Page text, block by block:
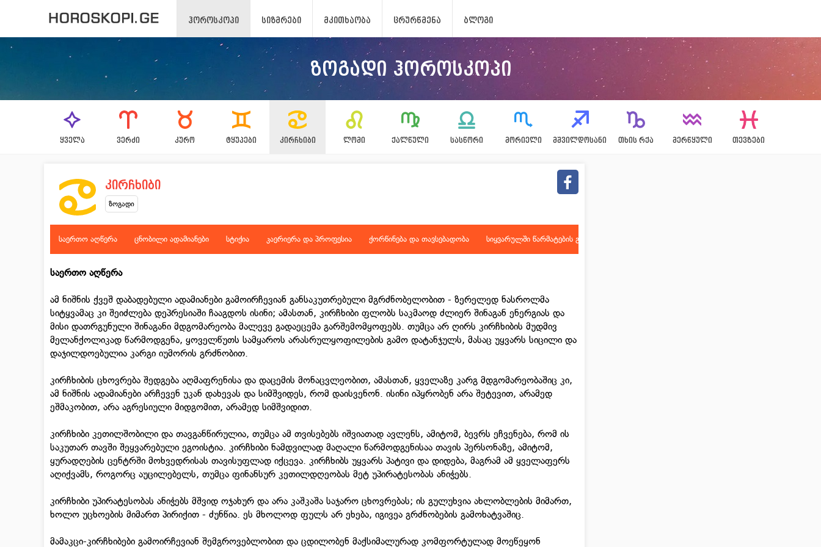
ᲰᲝᲠᲝᲡᲙᲝᲞᲘ ᲡᲘᲖᲛᲠᲔᲑᲘ ᲛᲙᲘᲗᲮᲐᲝᲑᲐ ᲪᲠᲣᲠᲬᲛᲔᲜᲐ ᲑᲚᲝᲒᲘ
ზოგადი ჰოროსკოპი
ᲧᲕᲔᲚᲐ ᲕᲔᲠᲫᲘ ᲙᲣᲠᲝ ᲢᲧᲣᲞᲔᲑᲘ ᲙᲘᲠᲩᲮᲘᲑᲘ ᲚᲝᲛᲘ ᲥᲐᲚᲬᲣᲚᲘ ᲡᲐᲡᲬᲝᲠᲘ ᲛᲝᲠᲘᲔᲚᲘ ᲛᲨᲕᲘᲚᲓᲝᲡᲐᲜᲘ ᲗᲮᲘᲡ ᲠᲥᲐ ᲛᲔᲠᲬᲧᲣᲚᲘ ᲗᲔᲕᲖᲔᲑᲘ
კირჩხიბი
ზოგადი
საერთო აღწერა ცნობილი ადამიანები სტიქია კაერიერა და პროფესია ქორწინება და თავსებადობა სიყვარულში წარმატების გასაღები
საერთო აღწერა
ამ ნიშნის ქვეშ დაბადებული ადამიანები გამოირჩევიან განსაკუთრებული მგრძნობელობით - ზერელედ ნასროლმა
სიტყვამაც კი შეიძლება დეპრესიაში ჩააგდოს ისინი; ამასთან, კირჩხიბი ფლობს საკმაოდ ძლიერ შინაგან ენერგიას და
მისი დათრგუნული შინაგანი მდგომარეობა მალევე გადაეცემა გარშემომყოფებს. თუმცა არ ღირს კირჩხიბის მუდმივ
მელანქოლიკად წარმოდგენა, ყოველწუთს სამყაროს არასრულყოფილების გამო დატანჯულს, მასაც უყვარს სიცილი და
დაჯილდოებულია კარგი იუმორის გრძნობით.
კირჩხიბის ცხოვრება შედგება აღმაფრენისა და დაცემის მონაცვლეობით, ამასთან, ყველაზე კარგ მდგომარეობაშიც კი,
ამ ნიშნის ადამიანები არჩევენ უკან დახევას და სიმშვიდეს, რომ დაისვენონ. ისინი იპყრობენ არა შეტევით, არამედ
ეშმაკობით, არა აგრესიული მიდგომით, არამედ სიმშვიდით.
კირჩხიბი კეთილშობილი და თავგანწირულია, თუმცა ამ თვისებებს იშვიათად ავლენს, ამიტომ, ბევრს ეჩვენება, რომ ის
საკუთარ თავში შეყვარებული ეგოისტია. კირჩხიბი ნამდვილად მაღალი წარმოდგენისაა თავის პერსონაზე, ამიტომ,
ყურადღების ცენტრში მოხვედრისას თავისუფლად იქცევა. კირჩხიბს უყვარს პატივი და დიდება, მაგრამ ამ ყველაფერს
აღიქვამს, როგორც აუცილებელს, თუმცა ფინანსურ კეთილდღეობას მეტ უპირატესობას ანიჭებს.
კირჩხიბი უპირატესობას ანიჭებს მშვიდ ოჯახურ და არა კაშკაშა საჯარო ცხოვრებას; ის გულუხვია ახლობლების მიმართ,
ხოლო უცხოების მიმართ პირიქით - ძუნწია. ეს მხოლოდ ფულს არ ეხება, იგივეა გრძნობების გამოხატვაშიც.
მამაკცი-კირჩხიბები გამოირჩევიან შემგროვებლობით და ცდილობენ მაქსიმალურად კომფორტულად მოეწეყონ